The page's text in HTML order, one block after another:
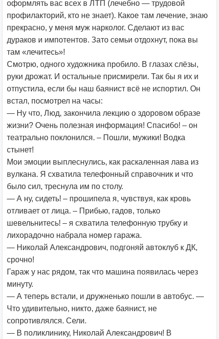
оформлять вас всех в ЛТП (лечебно — трудовой
профилакторий, кто не знает). Какое там лечение, знаю
прекрасно, у меня муж нарколог. Сделают из вас
дураков и импотентов. Зато семьи отдохнут, пока вы
там «лечитесь»!
Смотрю, одного художника пробило. В глазах слёзы,
руки дрожат. И остальные присмирели. Так бы я их и
отпустила, если бы наш баянист всё не испортил. Он
встал, посмотрел на часы:
— Ну что, Люд, закончила лекцию о здоровом образе
жизни? Очень полезная информация! Спасибо! – он
театрально поклонился. – Пошли, мужики! Водка
стынет!
Мои эмоции выплеснулись, как раскаленная лава из
вулкана. Я схватила телефонный справочник и что
было сил, треснула им по столу.
— А ну, сидеть! – прошипела я, чувствуя, как кровь
отливает от лица. – Прибью, гадов, только
шевельнитесь! – я схватила телефонную трубку и
лихорадочно набрала номер гаража.
— Николай Александрович, подгоняй автоклуб к ДК,
срочно!
Гараж у нас рядом, так что машина появилась через
минуту.
— А теперь встали, и дружненько пошли в автобус. —
Что удивительно, никто, даже баянист, не
сопротивлялся. Сели.
— В поликлинику, Николай Александрович! В